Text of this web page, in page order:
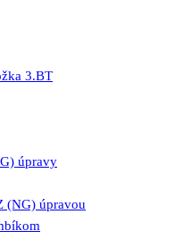
3.BT
úpravy
(NG) úpravou